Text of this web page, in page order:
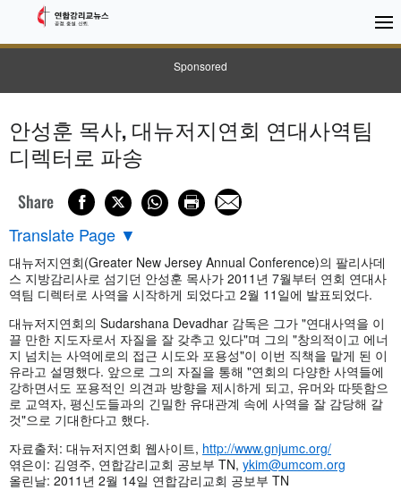
Sponsored
안성훈 목사, 대뉴저지연회 연대사역팀
디렉터로 파송
Share
Translate Page ▼
대뉴저지연회(Greater New Jersey Annual Conference)의 팔리사데
스 지방감리사로 섬기던 안성훈 목사가 2011년 7월부터 연회 연대사
역팀 디렉터로 사역을 시작하게 되었다고 2월 11일에 발표되었다.
대뉴저지연회의 Sudarshana Devadhar 감독은 그가 "연대사역을 이
끌 만한 지도자로서 자질을 잘 갖추고 있다"며 그의 "창의적이고 에너
지 넘치는 사역에로의 접근 시도와 포용성"이 이번 직책을 맡게 된 이
유라고 설명했다. 앞으로 그의 자질을 통해 "연회의 다양한 사역들에
강하면서도 포용적인 의견과 방향을 제시하게 되고, 유머와 따뜻함으
로 교역자, 평신도들과의 긴밀한 유대관계 속에 사역을 잘 감당해 갈
것"으로 기대한다고 했다.
자료출처: 대뉴저지연회 웹사이트, http://www.gnjumc.org/
엮은이: 김영주, 연합감리교회 공보부 TN, ykim@umcom.org
올린날: 2011년 2월 14일 연합감리교회 공보부 TN